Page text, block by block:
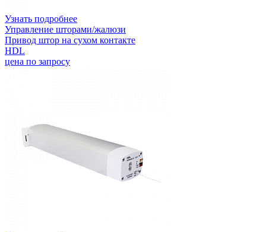
Узнать подробнее
Управление шторами/жалюзи
Привод штор на сухом контакте
HDL
цена по запросу